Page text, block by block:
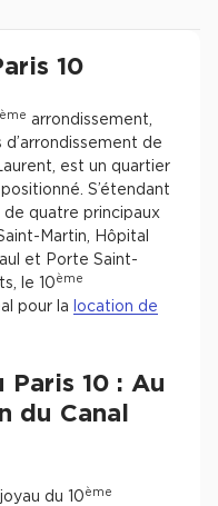
10
ème arrondissement,
de
est un quartier
S’étendant
quatre principaux
Martin, Hôpital
et Porte Saint-
le 10ème
pour la
location de
10 : Au
Canal
du 10 ème